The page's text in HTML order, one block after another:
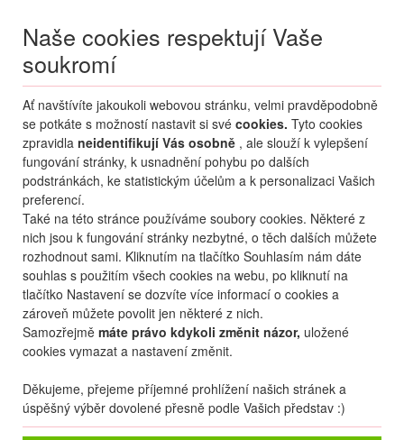
Naše cookies respektují Vaše
soukromí
Ať navštívíte jakoukoli webovou stránku, velmi pravděpodobně
se potkáte s možností nastavit si své cookies. Tyto cookies
zpravidla neidentifikují Vás osobně , ale slouží k vylepšení
fungování stránky, k usnadnění pohybu po dalších
podstránkách, ke statistickým účelům a k personalizaci Vašich
preferencí.
Také na této stránce používáme soubory cookies. Některé z
nich jsou k fungování stránky nezbytné, o těch dalších můžete
rozhodnout sami. Kliknutím na tlačítko Souhlasím nám dáte
souhlas s použitím všech cookies na webu, po kliknutí na
tlačítko Nastavení se dozvíte více informací o cookies a
zároveň můžete povolit jen některé z nich.
Samozřejmě máte právo kdykoli změnit názor, uložené
cookies vymazat a nastavení změnit.
Děkujeme, přejeme příjemné prohlížení našich stránek a
úspěšný výběr dovolené přesně podle Vašich představ :)
Menu
MojePřihlášení
Destinace nerozhoduje
01.01.-31.12.•2 osoby
Od nejoblíbenějšího Od nejlevnějšího Od nejdražšího
Od nejbližšího termínu
Probíhá vyhledávání